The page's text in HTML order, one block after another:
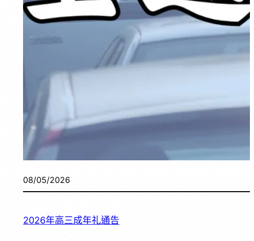
08/05/2026
2026年高三成年礼通告